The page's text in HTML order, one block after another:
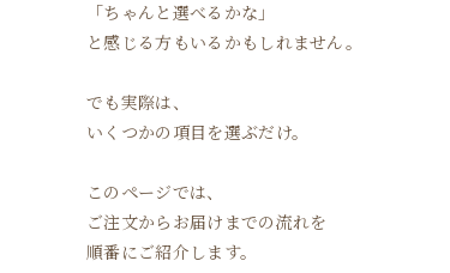
「ちゃんと選べるかな」
と感じる方もいるかもしれません。
でも実際は、
いくつかの項目を選ぶだけ。
このページでは、
ご注文からお届けまでの流れを
順番にご紹介します。